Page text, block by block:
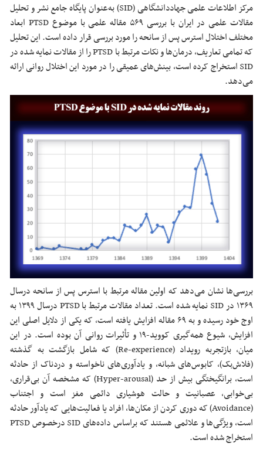
مرکز اطلاعات علمی جهاددانشگاهی (SID) به‌عنوان پایگاه جامع نشر و تحلیل
مقالات علمی در ایران با بررسی ۵۶۹ مقاله‌ علمی با موضوع PTSD ابعاد
مختلف اختلال استرس پس از سانحه را مورد بررسی قرار داده است. این تحلیل
که تمامی تعاریف، درمان‌ها و نکات مرتبط با PTSD را از مقالات نمایه شده در
SID استخراج کرده است، بینش‌های عمیقی را در مورد این اختلال روانی ارائه
می‌دهد.
بررسی‌ها نشان می‌دهد که اولین مقاله مرتبط با استرس پس از سانحه درسال
۱۳۶۹ در SID نمایه شده است. تعداد مقالات مرتبط با PTSD درسال ۱۳۹۹ به
اوج خود رسیده و به ۶۹ مقاله افزایش یافته است، که یکی از دلایل اصلی این
افزایش، شیوع همه‌گیری کووید-۱۹ و تأثیرات روانی آن بوده است. در این
میان، بازتجربه رویداد (Re-experience) که شامل بازگشت به گذشته
(فلاش‌بک)، کابوس‌های شبانه، و یادآوری‌های ناخواسته و دردناک از حادثه
است، برانگیختگی بیش از حد (Hyper-arousal) که مشخصه آن بی‌قراری،
بی‌خوابی، عصبانیت و حالت هوشیاری دائمی مغز است و اجتناب
(Avoidance) که دوری کردن از مکان‌ها، افراد یا فعالیت‌هایی که یادآور حادثه
است، ویژگی‌ها و علائمی هستند که براساس داده‌های SID درخصوص PTSD
استخراج شده است.